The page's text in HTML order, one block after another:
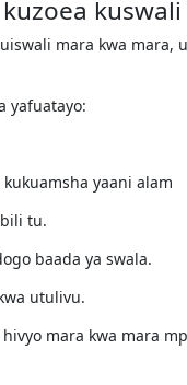
mara kwa mara,
yafuatayo:
yaani alam
tu.
baada ya swala.
utulivu.
mara kwa mara